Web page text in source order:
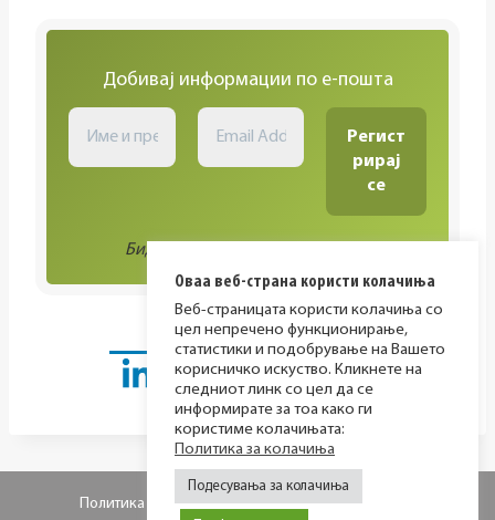
Добивај информации по е-пошта
Биди во тек со сите активности!
Политика за приватност Политика за колачиња
Оваа веб-страна користи колачиња
Веб-страницата користи колачиња со
цел непречено функционирање,
статистики и подобрување на Вашето
корисничко искуство. Кликнете на
следниот линк со цел да се
информирате за тоа како ги
користиме колачињата:
Политика за колачиња
Подесувања за колачиња